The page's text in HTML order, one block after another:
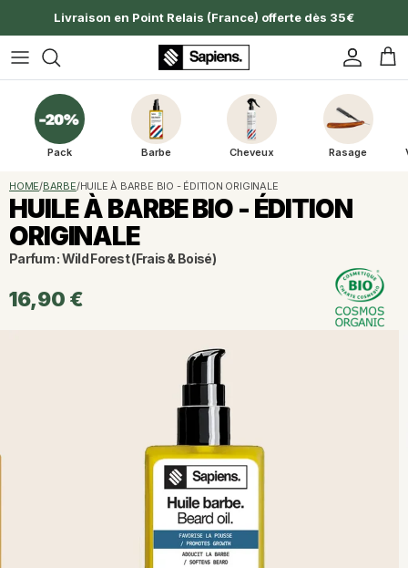
Livraison en Point Relais (France) offerte dès 35€
Compte
Pack Barbe Cheveux Rasage
HOME/BARBE/HUILE À BARBE BIO - ÉDITION ORIGINALE
HUILE À BARBE BIO - ÉDITION
ORIGINALE
Parfum : Wild Forest (Frais & Boisé)
16,90 €